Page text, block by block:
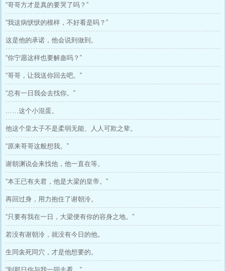
“哥哥方才是真的要哭了吗？”
“我这病恹恹的模样，不好看是吗？”
这是他的承诺，他会说到做到。
“你宁愿这样也要解蛊吗？”
“哥哥，让我送你回去吧。”
“总有一日我会去找你。”
……这个小混蛋。
他这个皇太子不是柔弱无能、人人可欺之辈。
“原来哥哥这般想我。”
谢朝渊说会来找他，他一直在等。
“本王已有夫君，他是大梁的皇帝。”
再回过身，用力抱住了谢朝泠。
“只要有我在一日，大梁便有你的容身之地。”
若没有谢朝泠，就没有今日的他。
生同衾死同穴，才是他想要的。